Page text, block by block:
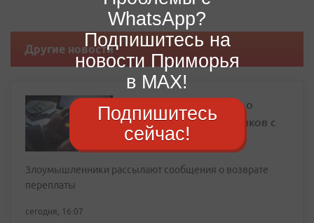
Другие новости
Эксперт предупредил о
новой схеме мошенников с
перерасчетом за ЖКХ
Злоумышленники рассылают сообщения о возврате
переплаты
сегодня, 16:07
WhatsApp?
Подпишитесь на
новости Приморья
в MAX!
Подпишитесь
сейчас!